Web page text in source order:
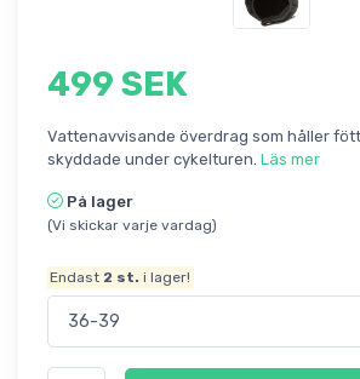
499 SEK
Vattenavvisande överdrag som håller
skyddade under cykelturen. Läs mer
På lager
(Vi skickar varje vardag)
Endast 2 st. i lager!